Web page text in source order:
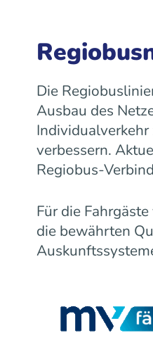
Die
Ausbau des
verbessern.
Regiobus-
Für die
die bewährten